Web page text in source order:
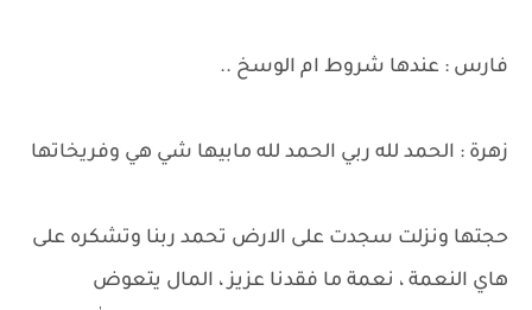
فارس : عندها شروط ام الوسخ ..
زهرة : الحمد لله ربي الحمد لله مابيها شي هي وفريخاتها
حجتها ونزلت سجدت على الارض تحمد ربنا وتشكره على
هاي النعمة ، نعمة ما فقدنا عزيز ، المال يتعوض